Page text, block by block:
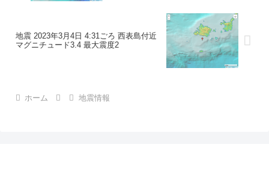
地震 2023年3月4日 4:31ごろ 西表島付近
マグニチュード3.4 最大震度2
ホーム 地震情報